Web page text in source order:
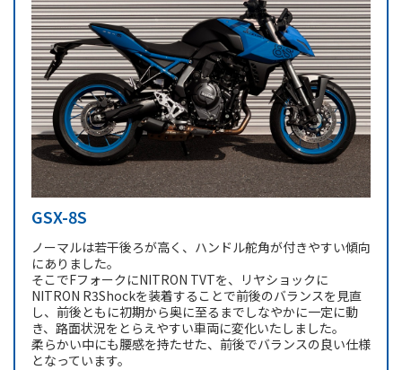
GSX-8S
ノーマルは若干後ろが高く、ハンドル舵角が付きやすい傾向
にありました。
そこでFフォークにNITRON TVTを、リヤショックに
NITRON R3Shockを装着することで前後のバランスを見直
し、前後ともに初期から奥に至るまでしなやかに一定に動
き、路面状況をとらえやすい車両に変化いたしました。
柔らかい中にも腰感を持たせた、前後でバランスの良い仕様
となっています。